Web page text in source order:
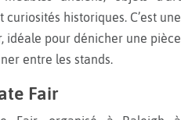
historiques. C’est une
idéale pour dénicher une pièce
entre les stands.
Fair